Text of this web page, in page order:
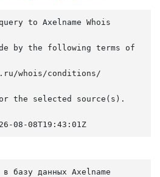
to Axelname Whois
by the following terms of
whois/conditions/
the selected source(s).
08-08T19:43:01Z
в базу данных Axelname